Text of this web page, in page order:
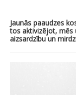
Jaunās paaudzes
tos aktivizējot, mēs
aizsardzību un